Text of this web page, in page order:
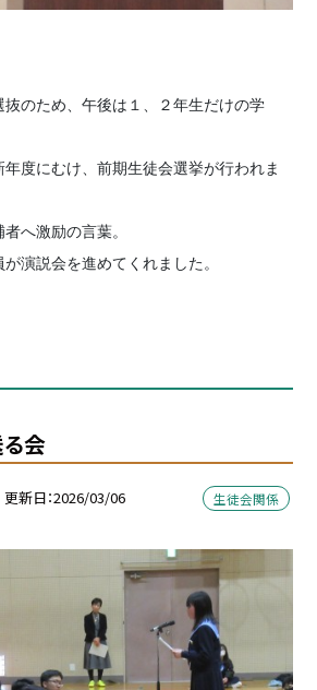
のため、午後は１、２年生だけの学
度にむけ、前期生徒会選挙が行われま
へ激励の言葉。
演説会を進めてくれました。
会
更新日 2026/03/06 生徒会関係